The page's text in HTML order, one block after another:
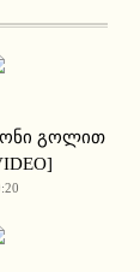
გოლით